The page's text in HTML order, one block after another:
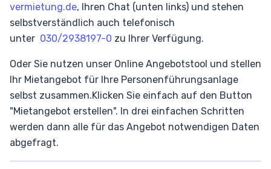
vermietung.de, Ihren Chat (unten links) und stehen
selbstverständlich auch telefonisch
unter 030/2938197-0 zu Ihrer Verfügung.
Oder Sie nutzen unser Online Angebotstool und stellen
Ihr Mietangebot für Ihre Personenführungsanlage
selbst zusammen.Klicken Sie einfach auf den Button
"Mietangebot erstellen". In drei einfachen Schritten
werden dann alle für das Angebot notwendigen Daten
abgefragt.